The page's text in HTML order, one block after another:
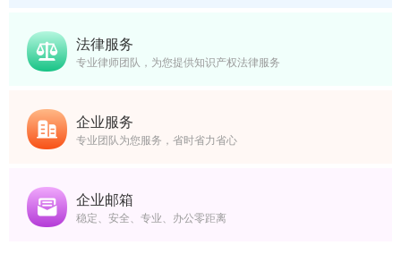
法律服务
专业律师团队，为您提供知识产权法律服务
企业服务
专业团队为您服务，省时省力省心
企业邮箱
稳定、安全、专业、办公零距离